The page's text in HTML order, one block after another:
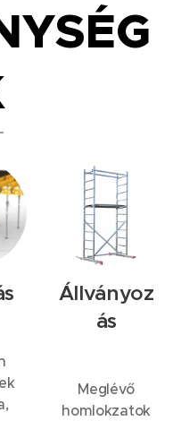
Állványoz
ás
Meglévő
homlokzatok